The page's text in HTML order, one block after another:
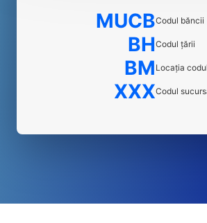
MUCBCodul băncii
BHCodul țării
BM Locația
XXXCodul